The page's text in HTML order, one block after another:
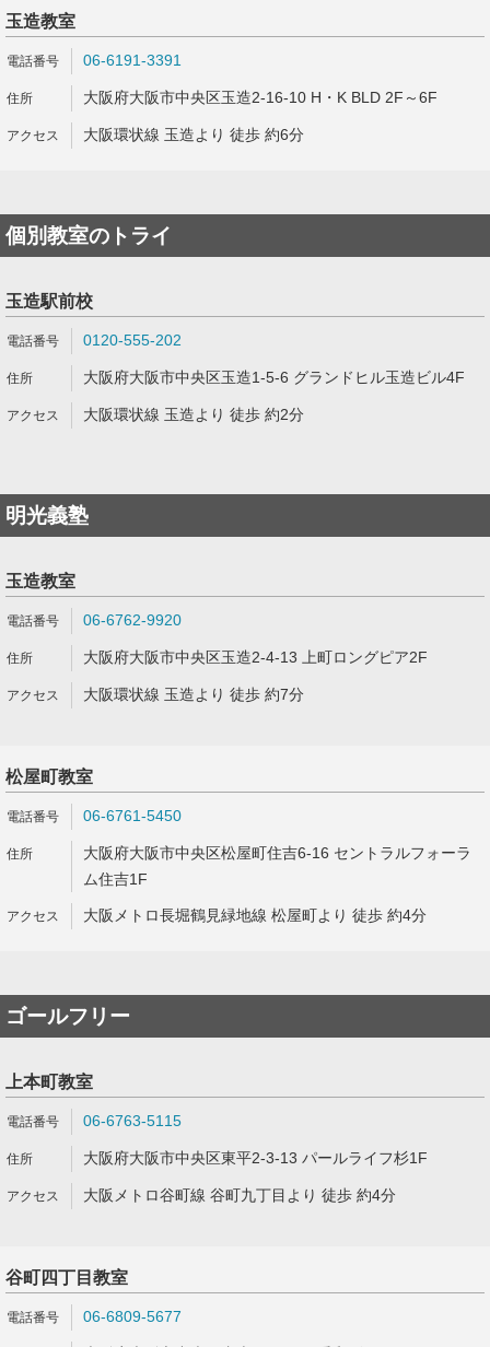
玉造教室
06-6191-3391
大阪府大阪市中央区玉造2-16-10 H・K BLD 2F～6F
大阪環状線 玉造より 徒歩 約6分
個別教室のトライ
玉造駅前校
0120-555-202
大阪府大阪市中央区玉造1-5-6 グランドヒル玉造ビル4F
大阪環状線 玉造より 徒歩 約2分
明光義塾
玉造教室
06-6762-9920
大阪府大阪市中央区玉造2-4-13 上町ロングピア2F
大阪環状線 玉造より 徒歩 約7分
松屋町教室
06-6761-5450
大阪府大阪市中央区松屋町住吉6-16 セントラルフォーラ
ム住吉1F
大阪メトロ長堀鶴見緑地線 松屋町より 徒歩 約4分
ゴールフリー
上本町教室
06-6763-5115
大阪府大阪市中央区東平2-3-13 パールライフ杉1F
大阪メトロ谷町線 谷町九丁目より 徒歩 約4分
谷町四丁目教室
06-6809-5677